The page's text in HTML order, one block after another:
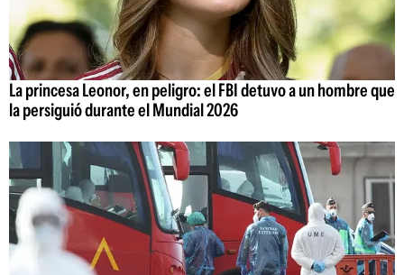
La princesa Leonor, en peligro: el FBI detuvo a un hombre que
la persiguió durante el Mundial 2026